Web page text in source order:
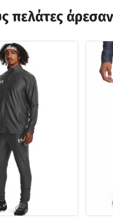
πελάτες άρεσαν